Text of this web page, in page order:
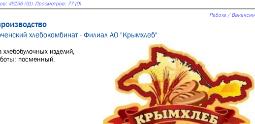
45156 (51) Просмотров: 77 (0)
Работа / Вакансии
хлебокомбинат - Филиал АО "Крымхлеб"
изделий,
посменный.